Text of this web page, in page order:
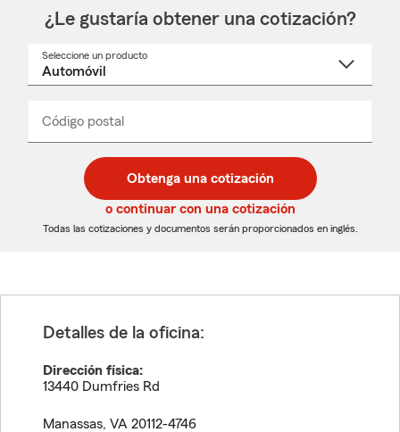
¿Le gustaría obtener una cotización?
Seleccione un producto
desplegable
Código postal
de
5
dígitos
de
5
dígitos
_____
Obtenga una cotización
o continuar con una cotización
Todas las cotizaciones y documentos serán proporcionados en inglés.
Detalles de la oficina:
Dirección física:
13440 Dumfries Rd
Manassas, VA 20112-4746